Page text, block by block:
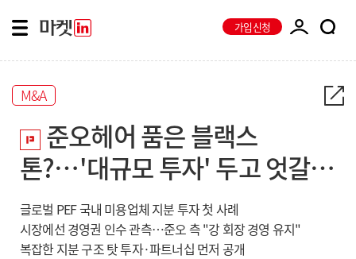
가입신청
M&A
준오헤어 품은 블랙스
톤?…'대규모 투자' 두고 엇갈린
해석
글로벌 PEF 국내 미용업체 지분 투자 첫 사례
시장에선 경영권 인수 관측…준오 측 "강 회장 경영 유지"
복잡한 지분 구조 탓 투자·파트너십 먼저 공개